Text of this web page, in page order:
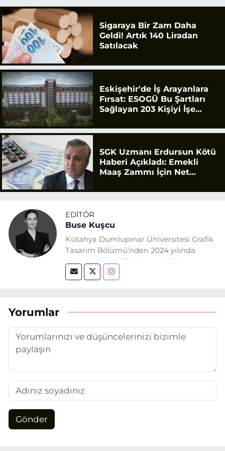
Sigaraya Bir Zam Daha
Geldi! Artık 140 Liradan
Satılacak
Eskişehir'de İş Arayanlara
Fırsat: ESOGÜ Bu Şartları
Sağlayan 203 Kişiyi İşe
SGK Uzmanı Erdursun Kötü
Haberi Açıkladı: Emekli
Maaş Zammı İçin Net
EDITÖR
Buse Kuşcu
Kütahya Dumlupınar Üniversitesi Grafik
Tasarım Bölümü’nden 2024 yılında
mezun oldum. 17 Ağustos 2024
tarihinde, Grafik Tasarım alanında staj
adım attım.
Yorumlar
Gönder